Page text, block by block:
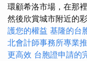
環顧希洛市場，在那
然後欣賞城市附近的
護您的權益 基隆的台
北會計師事務所專業
更高效 台胞證申請的